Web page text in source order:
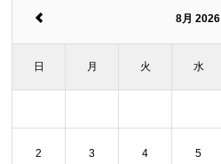
8月 2026
日 月 火 水
2 3 4 5